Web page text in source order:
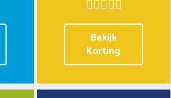
Bekijk
Korting